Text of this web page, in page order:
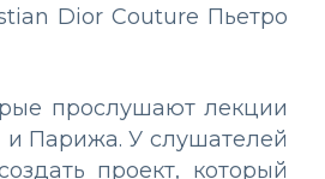
Dior Couture Пьетро
прослушают лекции
и Парижа. У слушателей
проект, который